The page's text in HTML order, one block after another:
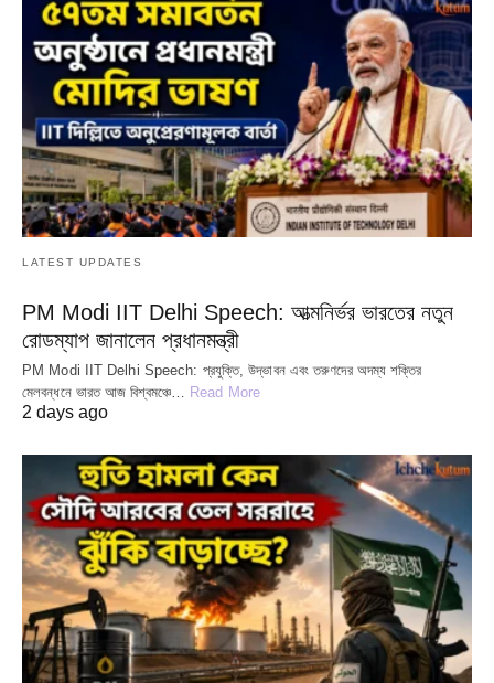
LATEST UPDATES
PM Modi IIT Delhi Speech: আত্মনির্ভর ভারতের নতুন
রোডম্যাপ জানালেন প্রধানমন্ত্রী
PM Modi IIT Delhi Speech: প্রযুক্তি, উদ্ভাবন এবং তরুণদের অদম্য শক্তির
মেলবন্ধনে ভারত আজ বিশ্বমঞ্চে…
Read More
2 days ago